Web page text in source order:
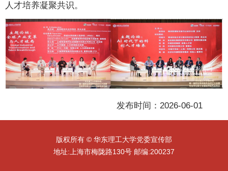
人才培养凝聚共识。
发布时间：2026-06-01
版权所有 © 华东理工大学党委宣传部
地址:上海市梅陇路130号 邮编:200237